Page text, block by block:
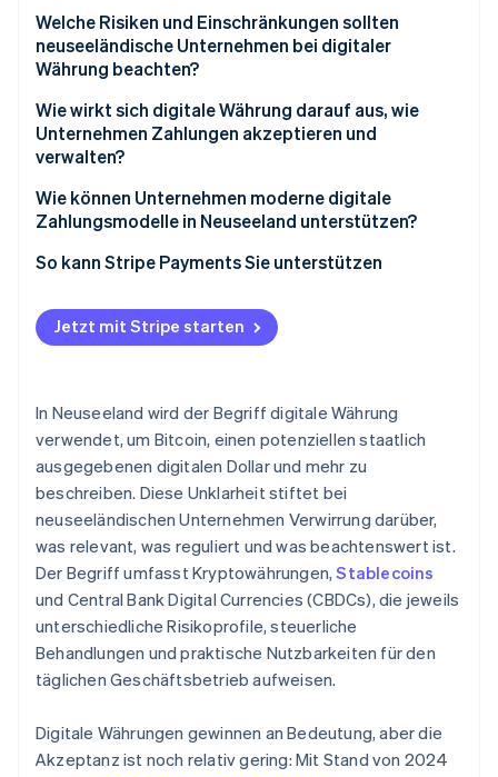
Welche Risiken und Einschränkungen sollten
neuseeländische Unternehmen bei digitaler
Währung beachten?
Wie wirkt sich digitale Währung darauf aus, wie
Unternehmen Zahlungen akzeptieren und
verwalten?
Wie können Unternehmen moderne digitale
Zahlungsmodelle in Neuseeland unterstützen?
So kann Stripe Payments Sie unterstützen
Jetzt mit Stripe starten
In Neuseeland wird der Begriff digitale Währung
verwendet, um Bitcoin, einen potenziellen staatlich
ausgegebenen digitalen Dollar und mehr zu
beschreiben. Diese Unklarheit stiftet bei
neuseeländischen Unternehmen Verwirrung darüber,
was relevant, was reguliert und was beachtenswert ist.
Der Begriff umfasst Kryptowährungen,Stablecoins
und Central Bank Digital Currencies (CBDCs), die jeweils
unterschiedliche Risikoprofile, steuerliche
Behandlungen und praktische Nutzbarkeiten für den
täglichen Geschäftsbetrieb aufweisen.
Digitale Währungen gewinnen an Bedeutung, aber die
Akzeptanz ist noch relativ gering: Mit Stand von 2024